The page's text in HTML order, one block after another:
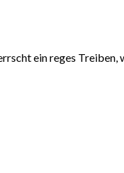
ein reges